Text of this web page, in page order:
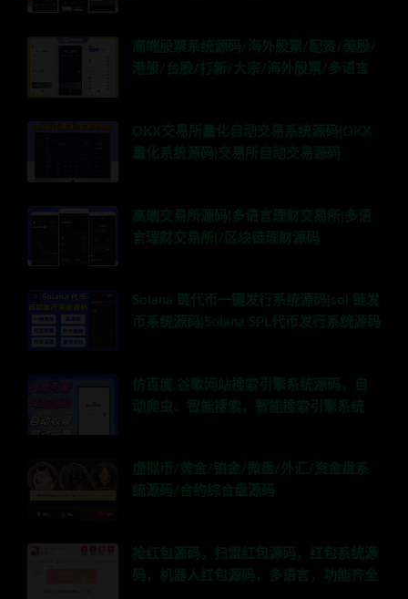
高端股票系统源码/海外股票/配资/美股/
港股/台股/打新/大宗/海外股票/多语言
OKX交易所量化自动交易系统源码|OKX
量化系统源码|交易所自动交易源码
高端交易所源码|多语言理财交易所|多语
言理财交易所|/区块链理财源码
Solana 链代币一键发行系统源码|sol 链发
币系统源码|Solana SPL代币发行系统源码
仿百度,谷歌网站搜索引擎系统源码，自
动爬虫、智能搜索，智能搜索引擎系统
虚拟币/黄金/铂金/微盘/外汇/资金盘系
统源码/合约综合盘源码
抢红包源码，扫雷红包源码，红包系统源
码，机器人红包源码，多语言，功能齐全